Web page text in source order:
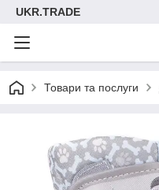
UKR.TRADE
Товари та послуги